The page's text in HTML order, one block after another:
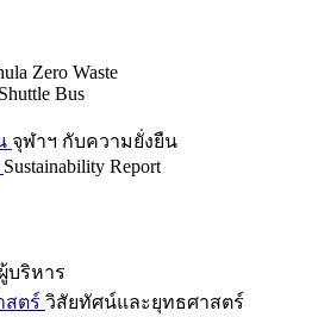
Zero Waste
Bus
จุฬาฯ กับความยั่งยืน
Sustainability Report
บริหาร
สตร์ วิสัยทัศน์และยุทธศาสตร์